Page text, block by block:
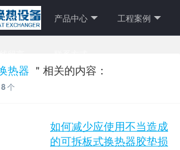
宝特 产品中心 工程案例
热器 ＂相关的内容：
8个
如何减少应使用不当造成
的可拆板式换热器胶垫损